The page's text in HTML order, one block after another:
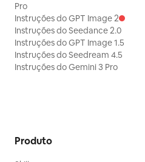
Pro
Instruções do GPT Image 2
Instruções do Seedance 2.0
Instruções do GPT Image 1.5
Instruções do Seedream 4.5
Instruções do Gemini 3 Pro
Produto